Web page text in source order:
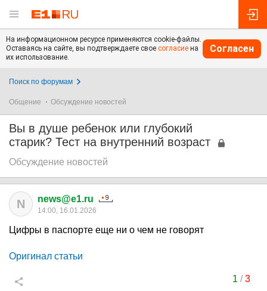
На информационном ресурсе применяются cookie-файлы.
Оставаясь на сайте, вы подтверждаете свое согласие на
их использование.
Согласен
Поиск по форумам
Общение Обсуждение новостей
Вы в душе ребенок или глубокий
старик? Тест на внутренний возраст
Обсуждение новостей
N news@e1.ru
14:00, 16.01.2026
Цифры в паспорте еще ни о чем не говорят
Оригинал статьи
1 /3